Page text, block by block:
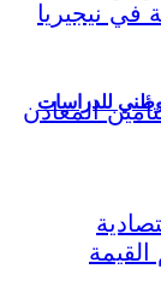
للدراسات